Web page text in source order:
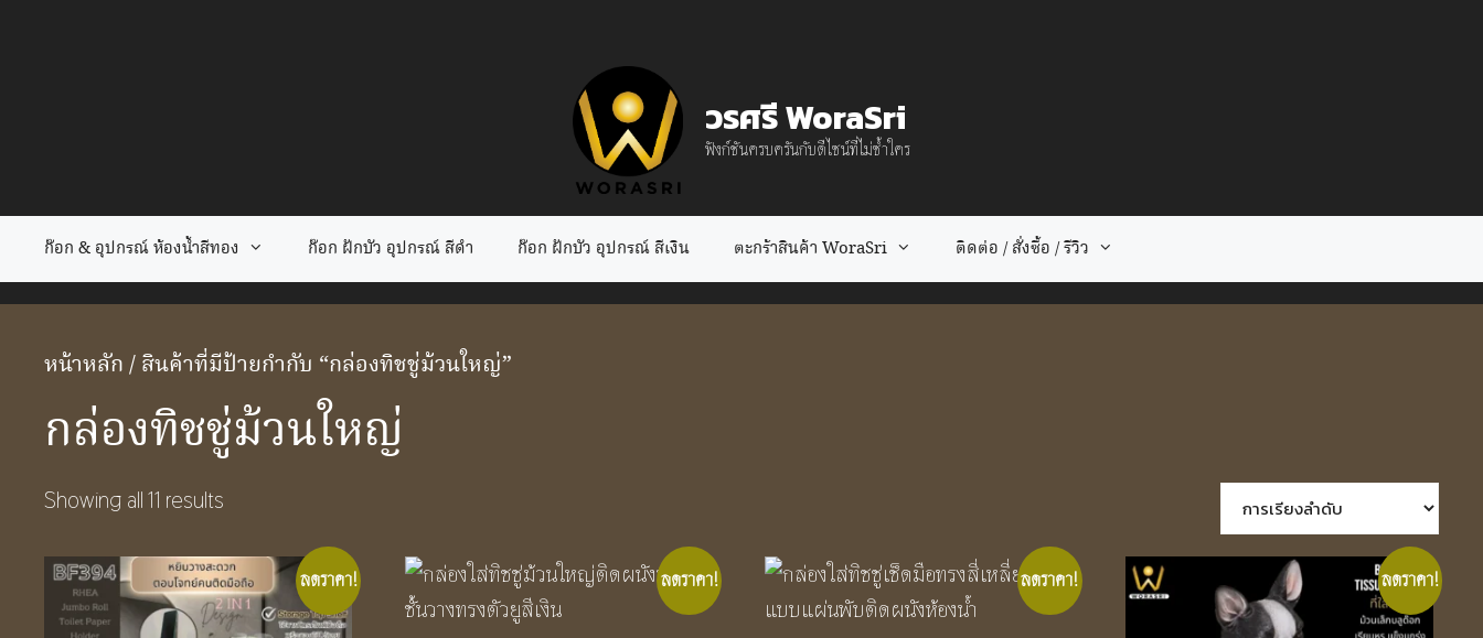
วรศรี WoraSri
ฟังก์ชันครบครันกับดีไซน์ที่ไม่ซ้ำใคร
ก๊อก & อุปกรณ์ ห้องน้ำสีทอง ก๊อก ฝักบัว อุปกรณ์ สีดำ ก๊อก ฝักบัว อุปกรณ์ สีเงิน ตะกร้าสินค้า WoraSri ติดต่อ / สั่งซื้อ / รีวิว
หน้าหลัก/ สินค้าที่มีป้ายกำกับ “กล่องทิชชู่ม้วนใหญ่”
กล่องทิชชู่ม้วนใหญ่
Showing all 11 results
ลดราคา! ลดราคา! ลดราคา! ลดราคา!